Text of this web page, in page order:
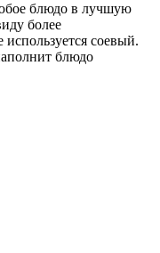
блюдо в лучшую
более
соевый.
блюдо